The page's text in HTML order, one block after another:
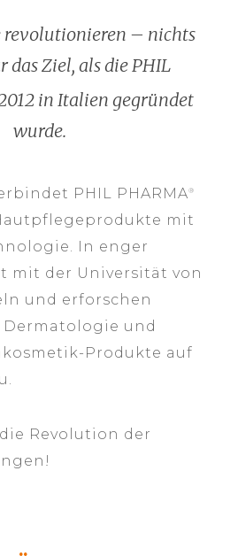
revolutionieren – nichts
das Ziel, als die PHIL
in Italien gegründet
wurde.
PHIL PHARMA®
mit
In enger
mit der Universität von
und erforschen
Dermatologie und
Produkte auf
Revolution der